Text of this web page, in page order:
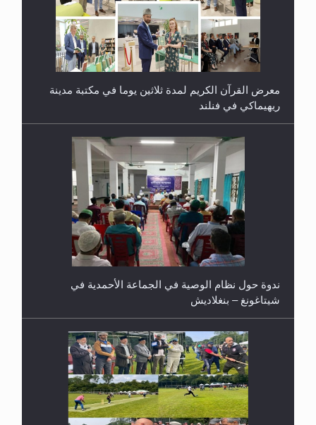
معرض القرآن الكريم لمدة ثلاثين يوما في مكتبة مدينة
ريهيماكي في فنلند
ندوة حول نظام الوصية في الجماعة الأحمدية في
شيتاغونغ – بنغلاديش